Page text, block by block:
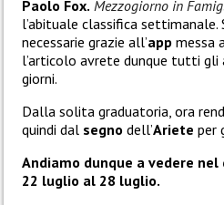
Paolo Fox. Mezzogiorno in
l’abituale classifica
necessarie grazie all’app messa
l’articolo avrete dunque tutti gli
giorni.
Dalla solita graduatoria, ora
quindi dal segno dell’Ariete per
Andiamo dunque a vedere
22 luglio al 28 luglio.